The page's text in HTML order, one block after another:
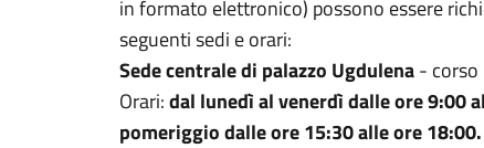
in formato elettronico) possono essere
seguenti sedi e orari:
Sede centrale di palazzo Ugdulena- corso
Orari:dal lunedì al venerdì dalle ore 9:00
pomeriggio dalle ore 15:30 alle ore 18:00.